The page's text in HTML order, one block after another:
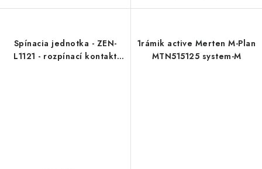
Spínacia jednotka - ZEN-
L1121 - rozpínací kontakt
1rámik active Merten M-Plan
MTN515125 system-M